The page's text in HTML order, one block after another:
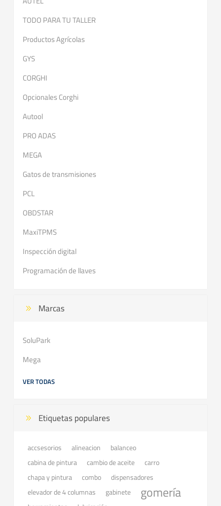
TODO PARA TU TALLER
Productos Agrícolas
GYS
CORGHI
Opcionales Corghi
Autool
PRO ADAS
MEGA
Gatos de transmisiones
PCL
OBDSTAR
MaxiTPMS
Inspección digital
Programación de llaves
Marcas
SoluPark
Mega
VER TODAS
Etiquetas populares
accsesorios alineacion
balanceo
cabina de pintura
cambio de aceite
carro
chapa y pintura
combo
dispensadores
elevador de 4 columnas
gabinete gomería